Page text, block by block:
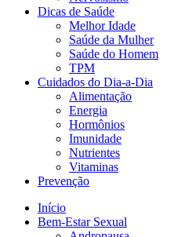
Dicas de Saúde
Melhor Idade
Saúde da Mulher
Saúde do Homem
TPM
Cuidados do Dia-a-Dia
Alimentação
Energia
Hormônios
Imunidade
Nutrientes
Vitaminas
Prevenção
Início
Bem-Estar Sexual